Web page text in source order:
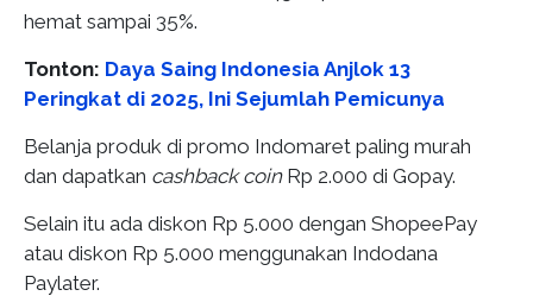
hemat sampai 35%.
Tonton: Daya Saing Indonesia Anjlok 13
Peringkat di 2025, Ini Sejumlah Pemicunya
Belanja produk di promo Indomaret paling murah
dan dapatkan cashback coinRp 2.000 di Gopay.
Selain itu ada diskon Rp 5.000 dengan ShopeePay
atau diskon Rp 5.000 menggunakan Indodana
Paylater.